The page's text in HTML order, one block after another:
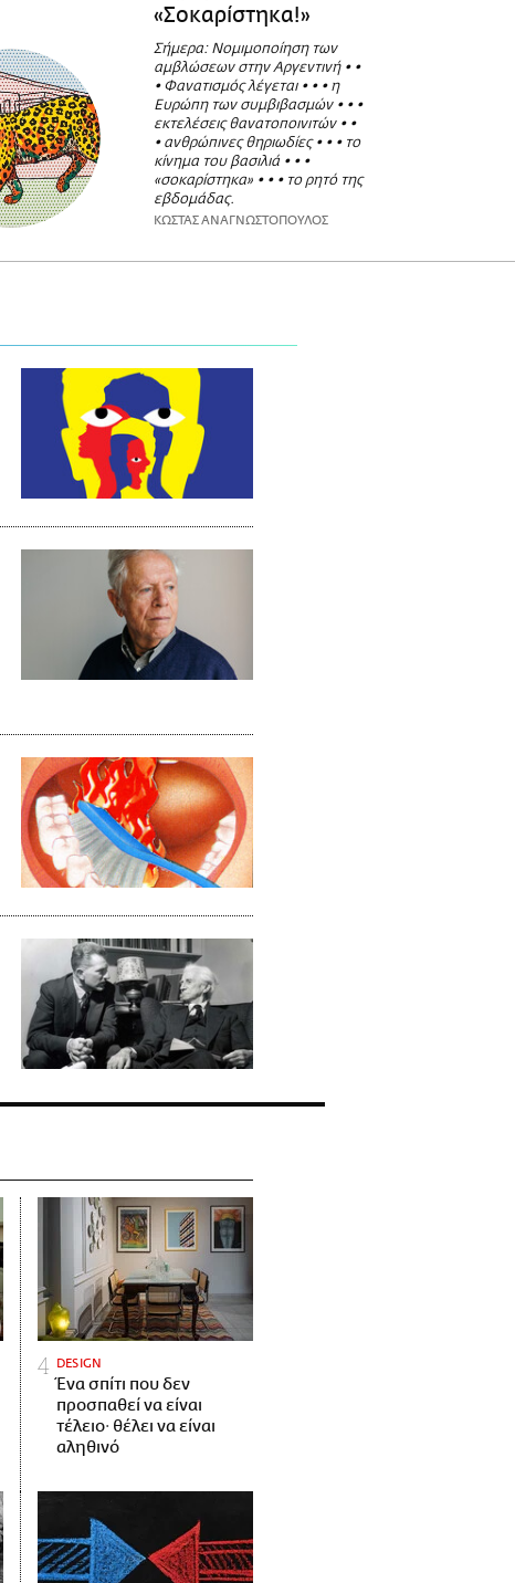
«Σοκαρίστηκα!»
Σήμερα: Νομιμοποίηση των
αμβλώσεων στην Αργεντινή • •
• Φανατισμός λέγεται • • • η
Ευρώπη των συμβιβασμών • • •
εκτελέσεις θανατοποινιτών • •
• ανθρώπινες θηριωδίες • • • το
κίνημα του βασιλιά • • •
«σοκαρίστηκα» • • • το ρητό της
εβδομάδας.
ΚΩΣΤΑΣ ΑΝΑΓΝΩΣΤΟΠΟΥΛΟΣ
DESIGN
Ένα σπίτι που δεν
προσπαθεί να είναι
τέλειο· θέλει να είναι
αληθινό